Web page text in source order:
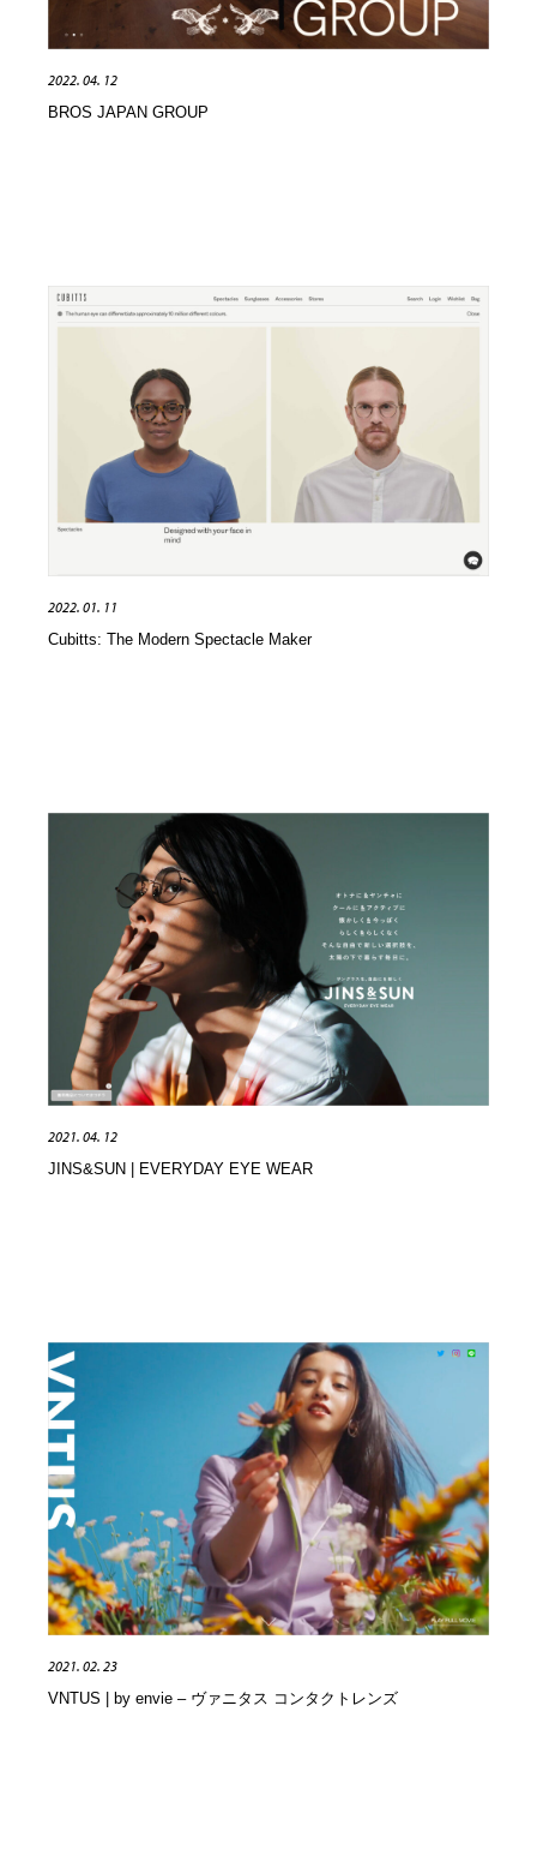
2022. 04. 12
BROS JAPAN GROUP
2022. 01. 11
Cubitts: The Modern Spectacle Maker
2021. 04. 12
JINS&SUN | EVERYDAY EYE WEAR
2021. 02. 23
VNTUS | by envie – ヴァニタス コンタクトレンズ